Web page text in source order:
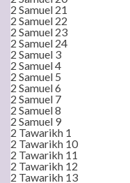
2 Samuel 21
2 Samuel 22
2 Samuel 23
2 Samuel 24
2 Samuel 3
2 Samuel 4
2 Samuel 5
2 Samuel 6
2 Samuel 7
2 Samuel 8
2 Samuel 9
2 Tawarikh 1
2 Tawarikh 10
2 Tawarikh 11
2 Tawarikh 12
2 Tawarikh 13